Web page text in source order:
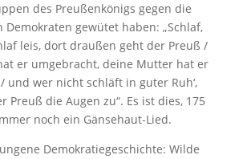
des Preußenkönigs gegen die
Demokraten gewütet haben: „Schlaf,
leis, dort draußen geht der Preuß /
er umgebracht, deine Mutter hat er
und wer nicht schläft in guter Ruh‘,
Preuß die Augen zu“. Es ist dies, 175
noch ein Gänsehaut-Lied.
Demokratiegeschichte: Wilde